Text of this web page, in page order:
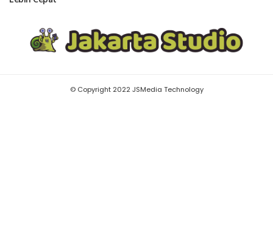
© Copyright 2022 JSMedia Technology